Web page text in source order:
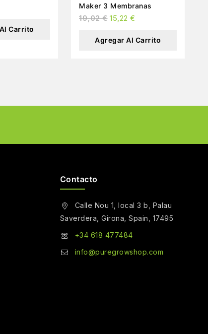
Carrito
Maker 3 Membranas
19,02€ 15,22 €
Agregar Al Carrito
Contacto
Calle Nou 1, local 3 b, Palau
Saverdera, Girona, Spain, 17495
+34 618 477484
info@puregrowshop.com